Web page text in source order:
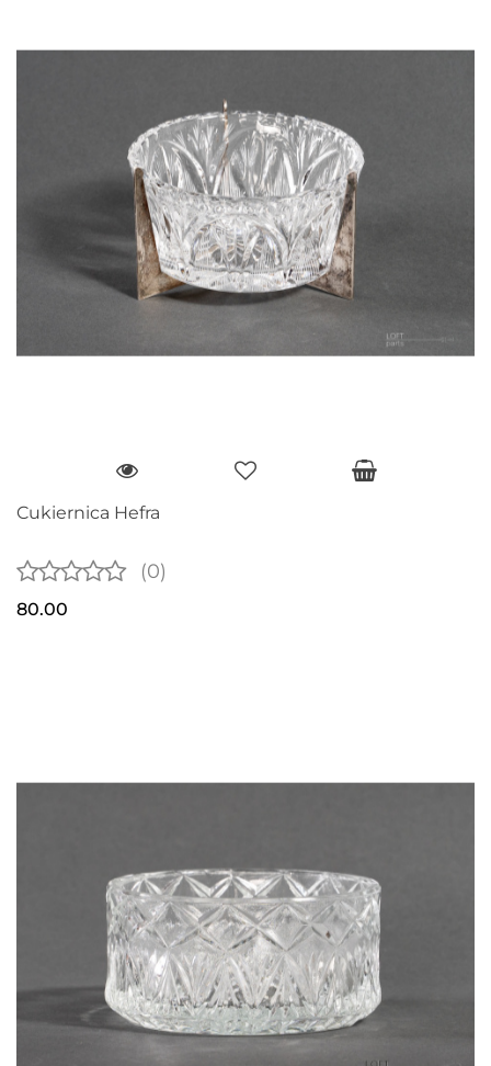
Cukiernica Hefra
(0)
80.00